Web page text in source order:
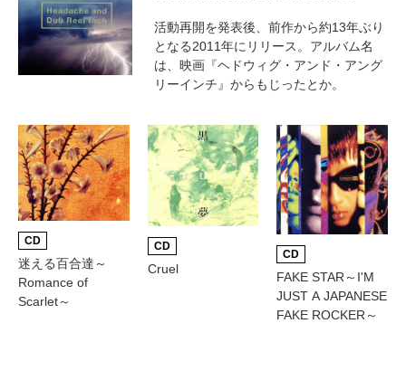
活動再開を発表後、前作から約13年ぶり
となる2011年にリリース。アルバム名
は、映画『ヘドウィグ・アンド・アング
リーインチ』からもじったとか。
CD
迷える百合達～
Romance of
Scarlet～
CD
Cruel
CD
FAKE STAR～I'M
JUST A JAPANESE
FAKE ROCKER～